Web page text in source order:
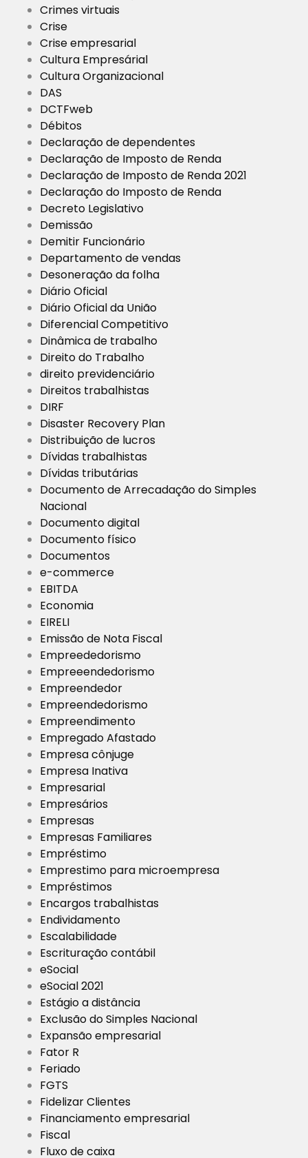
Crimes virtuais
Crise
Crise empresarial
Cultura Empresárial
Cultura Organizacional
DAS
DCTFweb
Débitos
Declaração de dependentes
Declaração de Imposto de Renda
Declaração de Imposto de Renda 2021
Declaração do Imposto de Renda
Decreto Legislativo
Demissão
Demitir Funcionário
Departamento de vendas
Desoneração da folha
Diário Oficial
Diário Oficial da União
Diferencial Competitivo
Dinâmica de trabalho
Direito do Trabalho
direito previdenciário
Direitos trabalhistas
DIRF
Disaster Recovery Plan
Distribuição de lucros
Dívidas trabalhistas
Dívidas tributárias
Documento de Arrecadação do Simples
Nacional
Documento digital
Documento físico
Documentos
e-commerce
EBITDA
Economia
EIRELI
Emissão de Nota Fiscal
Empreededorismo
Empreeendedorismo
Empreendedor
Empreendedorismo
Empreendimento
Empregado Afastado
Empresa cônjuge
Empresa Inativa
Empresarial
Empresários
Empresas
Empresas Familiares
Empréstimo
Emprestimo para microempresa
Empréstimos
Encargos trabalhistas
Endividamento
Escalabilidade
Escrituração contábil
eSocial
eSocial 2021
Estágio a distância
Exclusão do Simples Nacional
Expansão empresarial
Fator R
Feriado
FGTS
Fidelizar Clientes
Financiamento empresarial
Fiscal
Fluxo de caixa